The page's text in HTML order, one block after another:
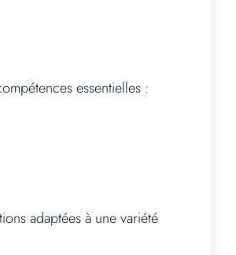
essentielles :
adaptées à une variété